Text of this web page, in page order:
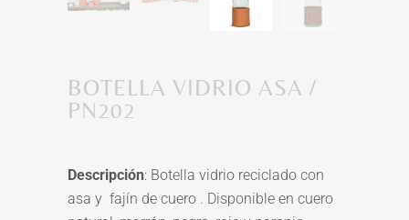
BOTELLA VIDRIO ASA /
PN202
Descripción: Botella vidrio reciclado con
asa y fajín de cuero . Disponible en cuero